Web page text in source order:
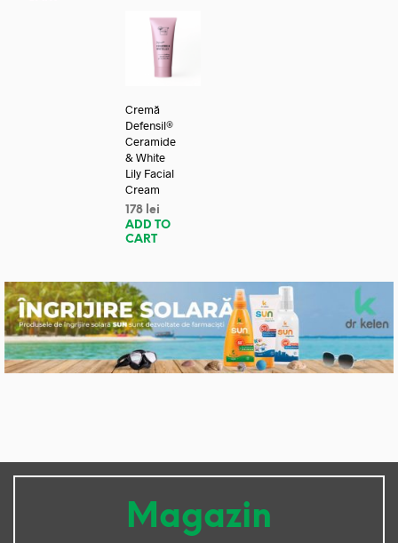
Cremă
Defensil®
Ceramide
& White
Lily Facial
Cream
178 lei
ADD TO
CART
Magazin